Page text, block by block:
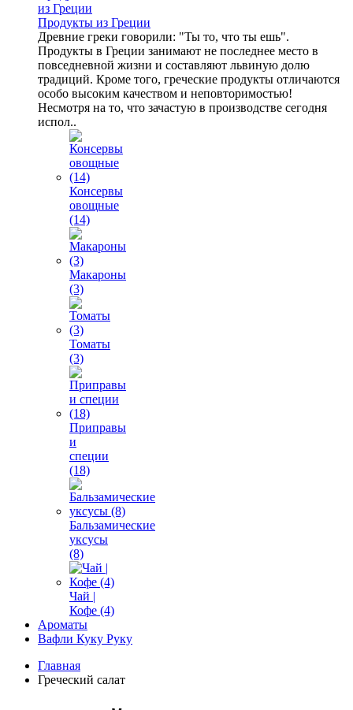
Продукты из Греции
Древние греки говорили: "Ты то, что ты ешь".
Продукты в Греции занимают не последнее место в
повседневной жизни и составляют львиную долю
традиций. Кроме того, греческие продукты отличаются
особо высоким качеством и неповторимостью!
Несмотря на то, что зачастую в производстве сегодня
испол..
Консервы
овощные
(14)
Макароны
(3)
Томаты
(3)
Приправы
и
специи
(18)
Бальзамические
уксусы
(8)
Чай |
Кофе (4)
Ароматы
Вафли Куку Руку
Главная
Греческий салат